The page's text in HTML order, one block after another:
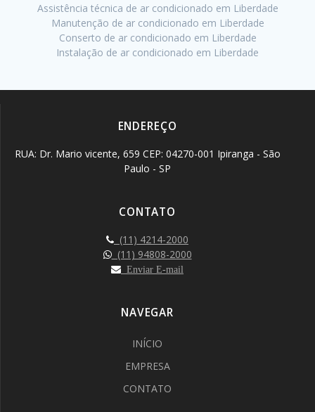
Assistência técnica de ar condicionado em Liberdade
Manutenção de ar condicionado em Liberdade
Conserto de ar condicionado em Liberdade
Instalação de ar condicionado em Liberdade
ENDEREÇO
RUA: Dr. Mario vicente, 659 CEP: 04270-001 Ipiranga - São
Paulo - SP
CONTATO
(11) 4214-2000
(11) 94808-2000
Enviar E-mail
NAVEGAR
INÍCIO
EMPRESA
CONTATO